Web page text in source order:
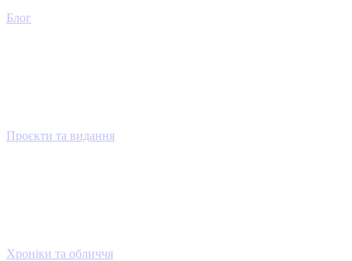
Блог
Проєкти та видання
Хроніки та обличчя